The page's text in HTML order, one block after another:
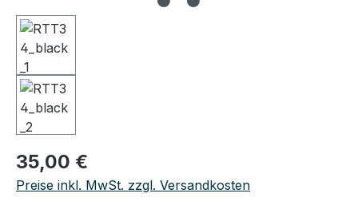
Regulärer Preis:
35,00 €
Preise inkl. MwSt. zzgl. Versandkosten